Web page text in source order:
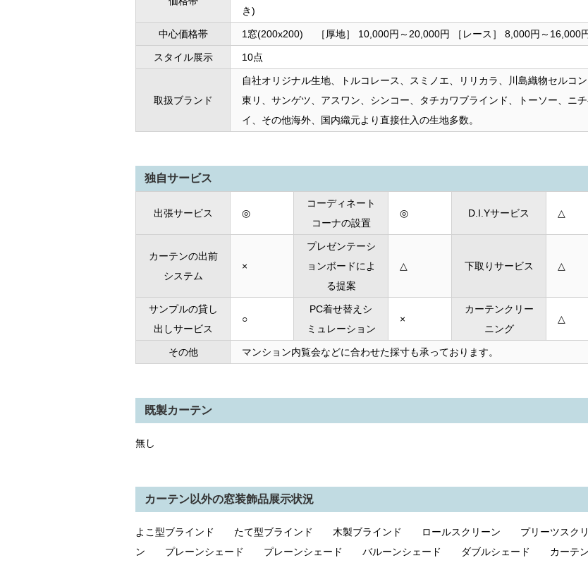
き)
中心価格帯 1窓(200x200) ［厚地］ 10,000円～20,000円 ［レース］ 8,000円～16,000
スタイル展示 10点
取扱ブランド
自社オリジナル生地、トルコレース、スミノエ、リリカラ、川島織物セルコン
東リ、サンゲツ、アスワン、シンコー、タチカワブラインド、トーソー、ニ
イ、その他海外、国内織元より直接仕入の生地多数。
独自サービス
出張サービス ◎
コーディネート
コーナの設置
◎ D.I.Yサービス △
カーテンの出前
システム
×
プレゼンテーシ
ョンボードによ
る提案
△ 下取りサービス △
サンプルの貸し
出しサービス
○
PC着せ替えシ
ミュレーション
×
カーテンクリー
ニング
△
その他 マンション内覧会などに合わせた採寸も承っております。
既製カーテン
無し
カーテン以外の窓装飾品展示状況
よこ型ブラインド たて型ブラインド 木製ブラインド ロールスクリーン プリーツスク
ン プレーンシェード プレーンシェード バルーンシェード ダブルシェード カーテン